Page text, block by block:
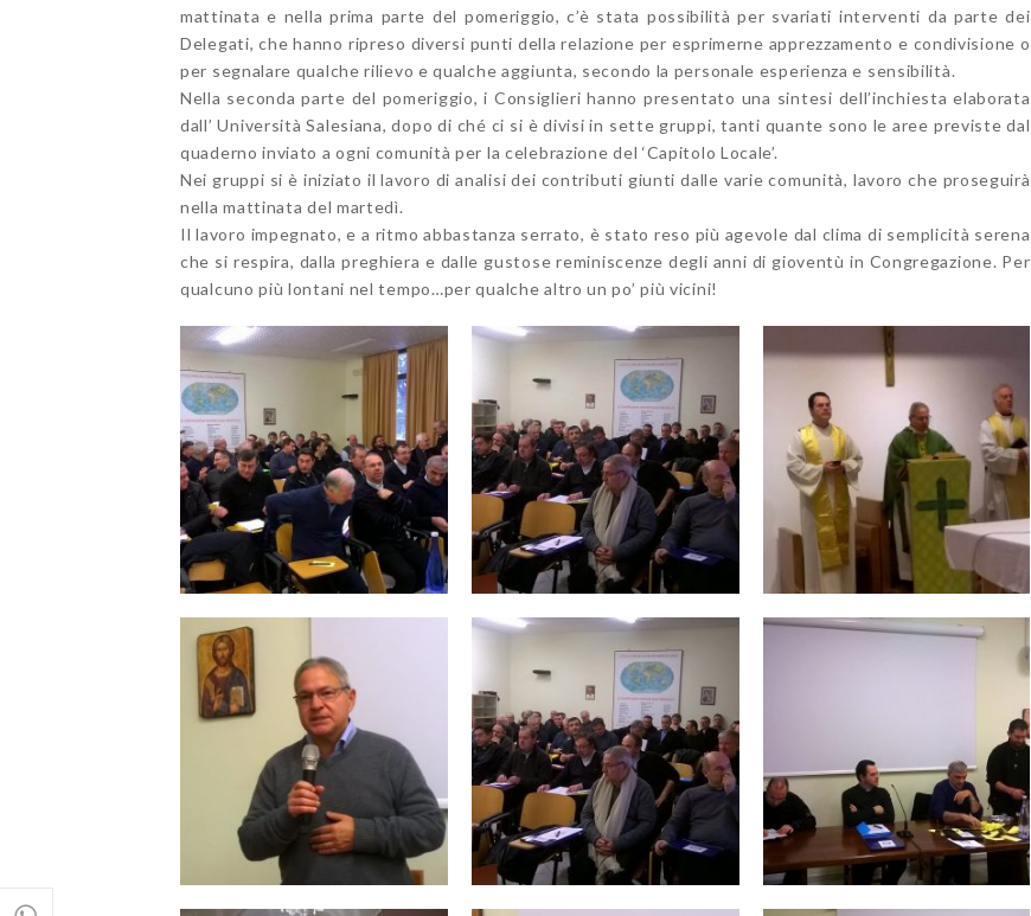
mattinata e nella prima parte del pomeriggio, c’è stata possibilità per svariati interventi da parte dei
Delegati, che hanno ripreso diversi punti della relazione per esprimerne apprezzamento e condivisione o
per segnalare qualche rilievo e qualche aggiunta, secondo la personale esperienza e sensibilità.
Nella seconda parte del pomeriggio, i Consiglieri hanno presentato una sintesi dell’inchiesta elaborata
dall’ Università Salesiana, dopo di ché ci si è divisi in sette gruppi, tanti quante sono le aree previste dal
quaderno inviato a ogni comunità per la celebrazione del ‘Capitolo Locale’.
Nei gruppi si è iniziato il lavoro di analisi dei contributi giunti dalle varie comunità, lavoro che proseguirà
nella mattinata del martedì.
Il lavoro impegnato, e a ritmo abbastanza serrato, è stato reso più agevole dal clima di semplicità serena
che si respira, dalla preghiera e dalle gustose reminiscenze degli anni di gioventù in Congregazione. Per
qualcuno più lontani nel tempo…per qualche altro un po’ più vicini!